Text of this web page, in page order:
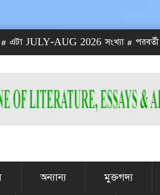
AUG 2026 সংখ্যা # পরবর্তী
অন্যান্য মুক্তগদ্য